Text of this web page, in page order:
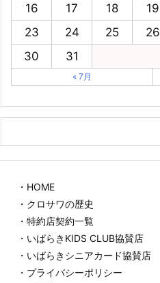
16
17 18 19
23
24 25 26
30
31
« 7月
・HOME
・クロサワの歴史
・特約店契約一覧
・いばらきKIDS CLUB協賛店
・いばらきシニアカード協賛店
・プライバシーポリシー